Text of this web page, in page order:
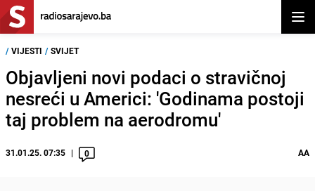
/ VIJESTI / SVIJET
Objavljeni novi podaci o stravičnoj
nesreći u Americi: 'Godinama postoji
taj problem na aerodromu'
31.01.25. 07:35 0 AA